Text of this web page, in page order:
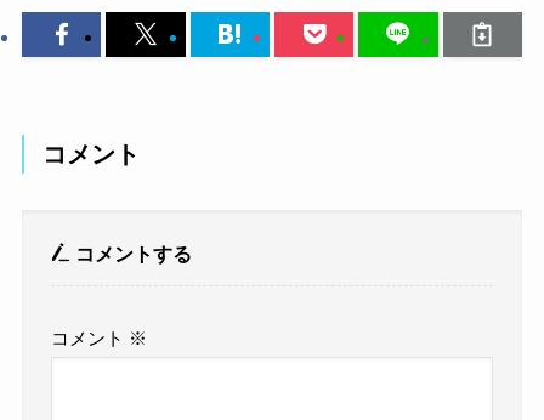
コメント
コメントする
コメント ※